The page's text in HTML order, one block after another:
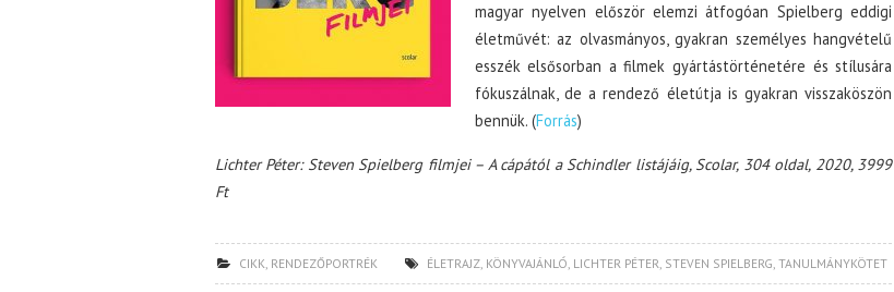
magyar nyelven először elemzi átfogóan Spielberg eddigi
életművét: az olvasmányos, gyakran személyes hangvételű
esszék elsősorban a filmek gyártástörténetére és stílusára
fókuszálnak, de a rendező életútja is gyakran visszaköszön
bennük. (Forrás)
Lichter Péter: Steven Spielberg filmjei – A cápától a Schindler listájáig, Scolar, 304 oldal, 2020, 3999
Ft
CIKK, RENDEZŐPORTRÉK ÉLETRAJZ, KÖNYVAJÁNLÓ, LICHTER PÉTER, STEVEN SPIELBERG, TANULMÁNYKÖTET